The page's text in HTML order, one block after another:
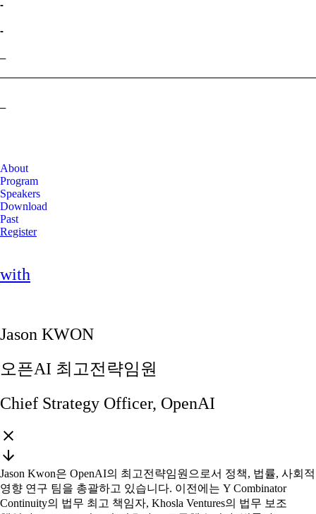
-
-
–
–
About
Program
Speakers
Download
Past
Register
with
Jason KWON
오픈AI 최고전략임원
Chief Strategy Officer, OpenAI
Jason Kwon은 OpenAI의 최고전략임원으로서 정책, 법률, 사회적
영향 연구 팀을 총괄하고 있습니다. 이전에는 Y Combinator
Continuity의 법무 최고 책임자, Khosla Ventures의 법무 보조